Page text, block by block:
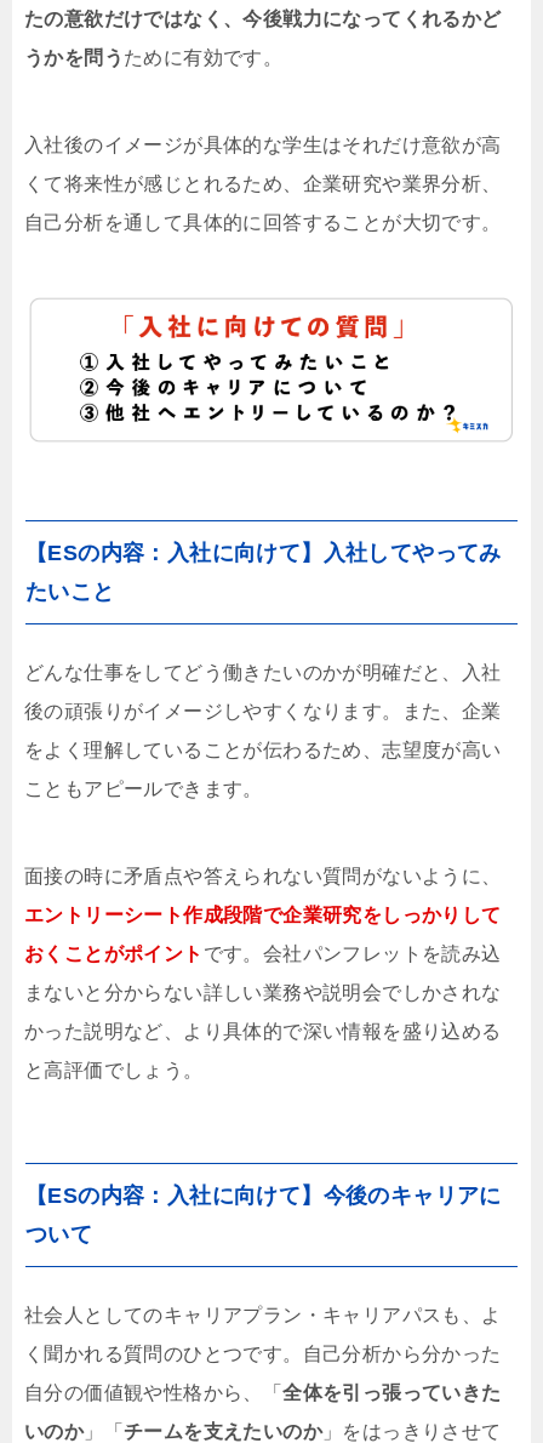
たの意欲だけではなく、今後戦力になってくれるかど
うかを問う ために有効です。
入社後のイメージが具体的な学生はそれだけ意欲が高
くて将来性が感じとれるため、企業研究や業界分析、
自己分析を通して具体的に回答することが大切です。
【ESの内容：入社に向けて】入社してやってみ
たいこと
どんな仕事をしてどう働きたいのかが明確だと、入社
後の頑張りがイメージしやすくなります。また、企業
をよく理解していることが伝わるため、志望度が高い
こともアピールできます。
面接の時に矛盾点や答えられない質問がないように、
エントリーシート作成段階で企業研究をしっかりして
おくことがポイント です。会社パンフレットを読み込
まないと分からない詳しい業務や説明会でしかされな
かった説明など、より具体的で深い情報を盛り込める
と高評価でしょう。
【ESの内容：入社に向けて】今後のキャリアに
ついて
社会人としてのキャリアプラン・キャリアパスも、よ
く聞かれる質問のひとつです。自己分析から分かった
自分の価値観や性格から、「全体を引っ張っていきた
いのか」「チームを支えたいのか」をはっきりさせて